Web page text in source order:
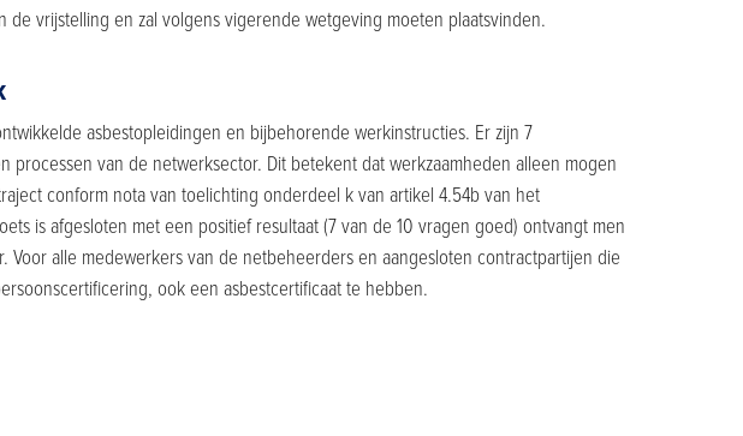
vrijstelling en zal volgens vigerende wetgeving moeten plaatsvinden.
asbestopleidingen en bijbehorende werkinstructies. Er zijn 7
van de netwerksector. Dit betekent dat werkzaamheden alleen mogen
conform nota van toelichting onderdeel k van artikel 4.54b van het
is afgesloten met een positief resultaat (7 van de 10 vragen goed) ontvangt men
alle medewerkers van de netbeheerders en aangesloten contractpartijen die
ook een asbestcertificaat te hebben.